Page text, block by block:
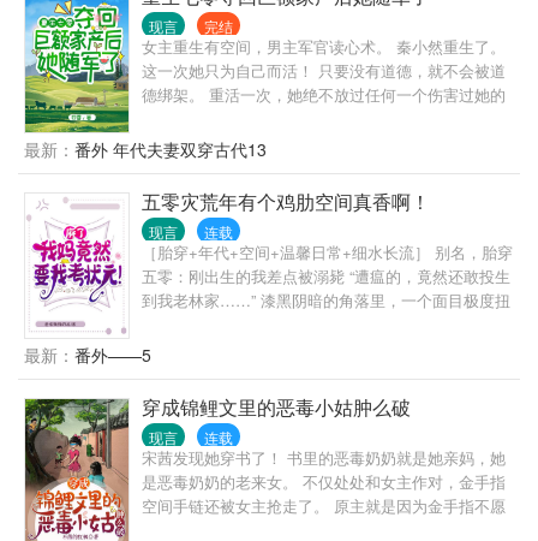
脱命运，活出精彩。 排雷： 快穿爽文。 有金手指。
有空间，空间里啥都有。 所以，不要纠结丹药够不够
的问题了，真的有好多
现言 完结
女主重生有空间，男主军官读心术。 秦小然重生了。
这一次她只为自己而活！ 只要没有道德，就不会被道
德绑架。 重活一次，她绝不放过任何一个伤害过她的
走！ 妈妈和祖父留下来的遗产，都是她的，渣爹后妈
想都不要想！离开前把家底全搬空！ 前世继妹让她顶
替下乡，这次她先下手给继妹报名下乡！ 她和渣爹后
妈斗智斗勇，谁知中途来了个高冷帅军官。 “你好，我
是你未婚夫，来和你结婚的。” …… 霍念平从军七
载，性格冷漠，是草原上的高冷之花，霍家人为他的
婚事操碎了心。 直到有天霍家收到了一封信，自称和
霍念平有婚约，霍家人决定死马当活马医，让霍念平
不结婚是因为他有读心异能，知道的越多就对人心越
绝望。 他没有结婚的想法，直到遇见他未曾谋面的未
婚妻。 真香定律可能会迟到，但永远都不会缺席！
最新： 番外 年代夫妻双穿古代13
五零灾荒年有个鸡肋空间真香啊！
现言 连载
［胎穿+年代+空间+温馨日常+细水长流］ 别名，胎穿
五零：刚出生的我差点被溺毙 “遭瘟的，竟然还敢投生
到我老林家……” 漆黑阴暗的角落里，一个面目极度扭
不住地咒骂， 随即迅速把手里不停挣扎的女婴摁进盛
把你的尸身埋到道上，让你遭受千人踩万人踏！看你
还敢不敢再来！”
最新： 番外——5
穿成锦鲤文里的恶毒小姑肿么破
现言 连载
宋茜发现她穿书了！ 书里的恶毒奶奶就是她亲妈，她
是恶毒奶奶的老来女。 不仅处处和女主作对，金手指
空间手链还被女主抢走了。 原主就是因为金手指不愿